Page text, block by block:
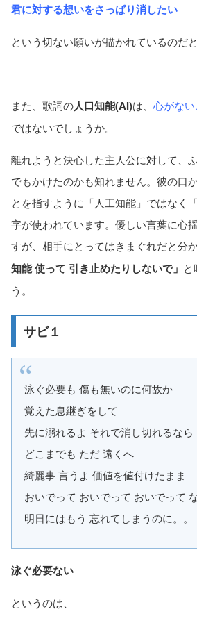
君に対する想いをさっぱり消したい
という切ない願いが描かれているのだと
また、歌詞の人口知能(AI)は、 心がない
ではないでしょうか。
離れようと決心した主人公に対して、
でもかけたのかも知れません。彼の口
とを指すように「人工知能」ではなく
字が使われています。優しい言葉に心
すが、相手にとってはきまぐれだと分
知能 使って 引き止めたりしないで」 と
う。
サビ１
泳ぐ必要も 傷も無いのに何故か
覚えた息継ぎをして
先に溺れるよ それで消し切れるなら
どこまでも ただ 遠くへ
綺麗事 言うよ 価値を値付けたまま
おいでって おいでって おいでって
明日にはもう 忘れてしまうのに。。
泳ぐ必要ない
というのは、